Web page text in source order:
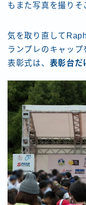
もまた写真を撮りそ
気を取り直して
ランプレのキャップ
表彰式は、 表彰台だ